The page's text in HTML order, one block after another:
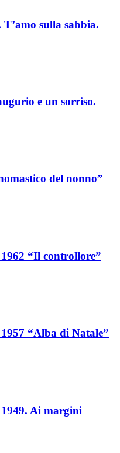
sulla sabbia.
e un sorriso.
del nonno”
“Il controllore”
“Alba di Natale”
Ai margini